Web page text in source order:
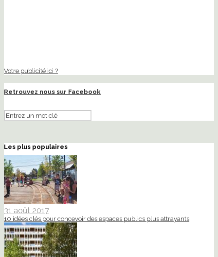
Votre publicité ici ?
Retrouvez nous sur Facebook
Les plus populaires
31 août 2017
10 idées clés pour concevoir des espaces publics plus attrayants